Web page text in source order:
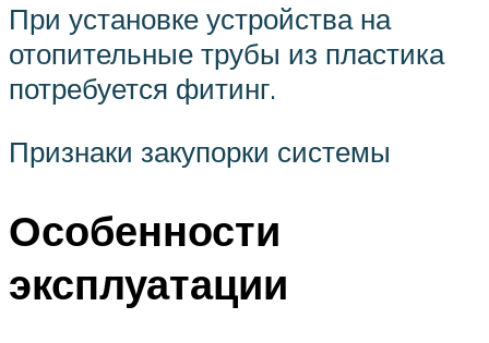
При установке устройства на
отопительные трубы из пластика
потребуется фитинг.
Признаки закупорки системы
Особенности
эксплуатации